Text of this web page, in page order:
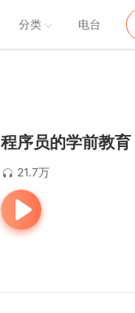
分类 电台
程序员的学前教育
21.7万